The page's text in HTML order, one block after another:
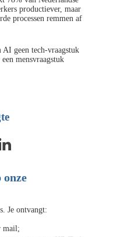
productiever, maar
processen remmen af
AI geen tech-vraagstuk
mensvraagstuk
onze
Je ontvangt:
mail;